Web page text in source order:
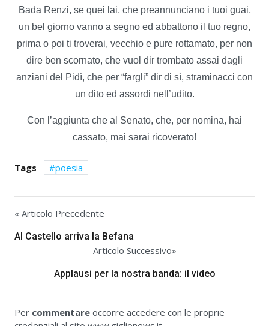
Bada Renzi, se quei lai, che preannunciano i tuoi guai,
un bel giorno vanno a segno ed abbattono il tuo regno,
prima o poi ti troverai, vecchio e pure rottamato, per non
dire ben scornato, che vuol dir trombato assai dagli
anziani del Pidì, che per “fargli” dir di sì, straminacci con
un dito ed assordi nell’udito.
Con l’aggiunta che al Senato, che, per nomina, hai
cassato, mai sarai ricoverato!
Tags poesia
« Articolo Precedente
Al Castello arriva la Befana
Articolo Successivo»
Applausi per la nostra banda: il video
Per commentare occorre accedere con le proprie